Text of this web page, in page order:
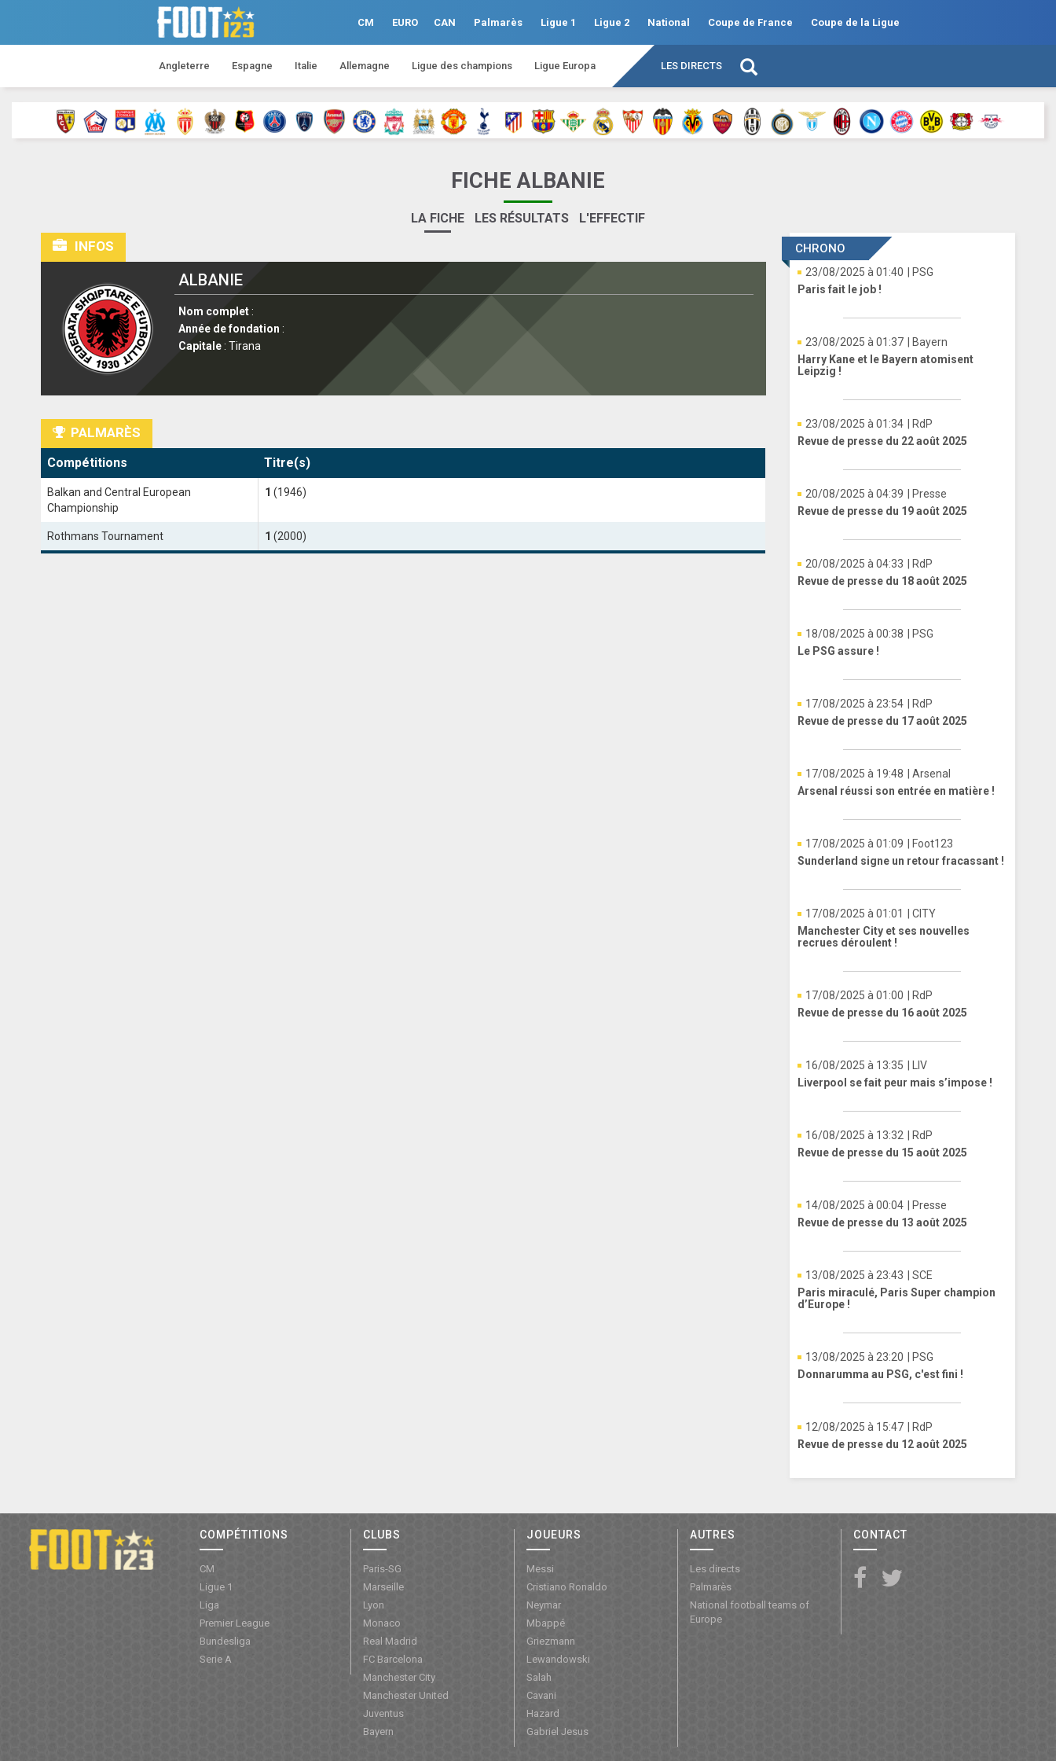
CM EURO CAN Palmarès Ligue 1 Ligue 2 National Coupe de France Coupe de la Ligue
Angleterre Espagne Italie Allemagne Ligue des champions Ligue Europa LES DIRECTS
FICHE ALBANIE
LA FICHE LES RÉSULTATS L'EFFECTIF
INFOS
ALBANIE
Nom complet:
Année de fondation :
Capitale: Tirana
PALMARÈS
Compétitions Titre(s)
Balkan and Central European
Championship
1 (1946)
Rothmans Tournament 1 (2000)
CHRONO
23/08/2025 à 01:40
| PSG
Paris fait le job !
23/08/2025 à 01:37
| Bayern
Harry Kane et le Bayern atomisent
Leipzig !
23/08/2025 à 01:34
| RdP
Revue de presse du 22 août 2025
20/08/2025 à 04:39
| Presse
Revue de presse du 19 août 2025
20/08/2025 à 04:33
| RdP
Revue de presse du 18 août 2025
18/08/2025 à 00:38
| PSG
Le PSG assure !
17/08/2025 à 23:54
| RdP
Revue de presse du 17 août 2025
17/08/2025 à 19:48
| Arsenal
Arsenal réussi son entrée en matière !
17/08/2025 à 01:09
| Foot123
Sunderland signe un retour fracassant !
17/08/2025 à 01:01
| CITY
Manchester City et ses nouvelles
recrues déroulent !
17/08/2025 à 01:00
| RdP
Revue de presse du 16 août 2025
16/08/2025 à 13:35
| LIV
Liverpool se fait peur mais s’impose !
16/08/2025 à 13:32
| RdP
Revue de presse du 15 août 2025
14/08/2025 à 00:04
| Presse
Revue de presse du 13 août 2025
13/08/2025 à 23:43
| SCE
Paris miraculé, Paris Super champion
d’Europe !
13/08/2025 à 23:20
| PSG
Donnarumma au PSG, c'est fini !
12/08/2025 à 15:47
| RdP
Revue de presse du 12 août 2025
COMPÉTITIONS
CM
Ligue 1
Liga
Premier League
Bundesliga
Serie A
CLUBS
Paris-SG
Marseille
Lyon
Monaco
Real Madrid
FC Barcelona
Manchester City
Manchester United
Juventus
Bayern
JOUEURS
Messi
Cristiano Ronaldo
Neymar
Mbappé
Griezmann
Lewandowski
Salah
Cavani
Hazard
Gabriel Jesus
AUTRES
Les directs
Palmarès
National football teams of
Europe
CONTACT